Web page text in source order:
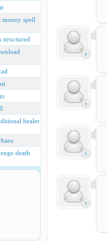
money spell
structured
healer
death